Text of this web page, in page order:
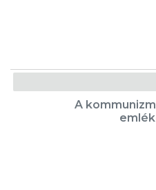
VÁROSHÁZA
A